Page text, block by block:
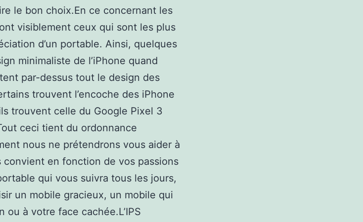
le bon choix.En ce concernant les
visiblement ceux qui sont les plus
d’un portable. Ainsi, quelques
minimaliste de l’iPhone quand
par-dessus tout le design des
trouvent l’encoche des iPhone
trouvent celle du Google Pixel 3
ceci tient du ordonnance
nous ne prétendrons vous aider à
en fonction de vos passions
qui vous suivra tous les jours,
un mobile gracieux, un mobile qui
à votre face cachée.L’IPS